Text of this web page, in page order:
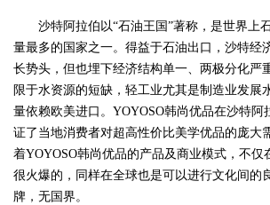
沙特阿拉伯以“石油王国”著称，是世界上
量最多的国家之一。得益于石油出口，沙特经
长势头，但也埋下经济结构单一、两极分化严
限于水资源的短缺，轻工业尤其是制造业发展
量依赖欧美进口。YOYOSO韩尚优品在沙特阿
证了当地消费者对超高性价比美学优品的庞大
着YOYOSO韩尚优品的产品及商业模式，不仅
很火爆的，同样在全球也是可以进行文化间
牌，无国界。